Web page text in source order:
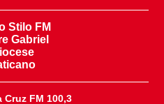
Stilo FM
Gabriel
Cruz FM 100,3